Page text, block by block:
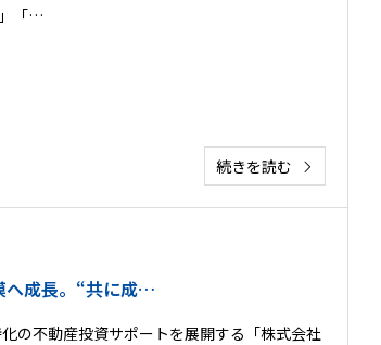
「…
続きを読む
へ成長。“共に成…
の不動産投資サポートを展開する「株式会社